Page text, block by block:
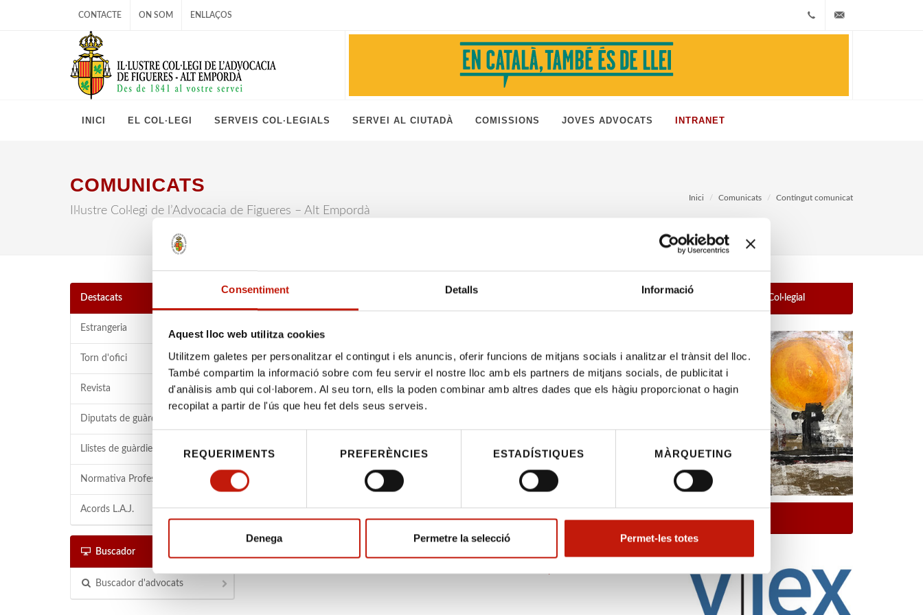
Consentiment Detalls Informació
Aquest lloc web utilitza cookies
Utilitzem galetes per personalitzar el contingut i els anuncis, oferir funcions de mitjans socials i analitzar el trànsit del lloc.
També compartim la informació sobre com feu servir el nostre lloc amb els partners de mitjans socials, de publicitat i
d'anàlisis amb qui col·laborem. Al seu torn, ells la poden combinar amb altres dades que els hàgiu proporcionat o hagin
recopilat a partir de l'ús que heu fet dels seus serveis.
de
consentiment
REQUERIMENTS PREFERÈNCIES ESTADÍSTIQUES MÀRQUETING
Denega Permetre la selecció Permet-les totes
CONTACTE ON SOM ENLLAÇOS
INICI EL COL·LEGI SERVEIS COL·LEGIALS SERVEI AL CIUTADÀ COMISSIONS JOVES ADVOCATS INTRANET
COMUNICATS
Il·lustre Col·legi de l’Advocacia de Figueres – Alt Empordà
Inici Comunicats Contingut comunicat
Destacats
Estrangeria
Torn d'ofici
Revista
Diputats de guàrdia
Llistes de guàrdies
Normativa Professional
Acords L.A.J.
Buscador
Buscador d'advocats
Comunicat 244/2022 – Criteris de
constitució, funcionament i assignació
de ponències
Benvolgudes i benvolguts,
Us remetem l’acord núm. 1 de la de la Comissió de la Sala de Govern del TSJCat, en la sessió
celebrada el dia 22 de novembre 2022, amb la documentació relativa als criteris de
2023, facilitat per l’Il·lm. senyor Secretari de Govern, perquè en tingueu coneixement.
Bones Festes!
Criteris de constitució, funcionament i assignació de ponències de la Sala 77 de la LOPJ per
Exposició - Fons Col·legial
Anuncis